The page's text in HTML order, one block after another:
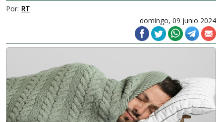
Por: RT
domingo, 09 junio 2024